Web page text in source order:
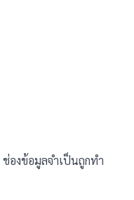
ช่องข้อมูลจำเป็นถูกทำ